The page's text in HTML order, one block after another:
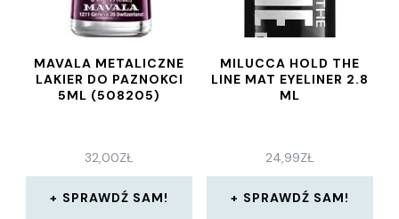
MAVALA METALICZNE
LAKIER DO PAZNOKCI
5ML (508205)
32,00ZŁ
SPRAWDŹ SAM!
MILUCCA HOLD THE
LINE MAT EYELINER 2.8
ML
24,99ZŁ
SPRAWDŹ SAM!